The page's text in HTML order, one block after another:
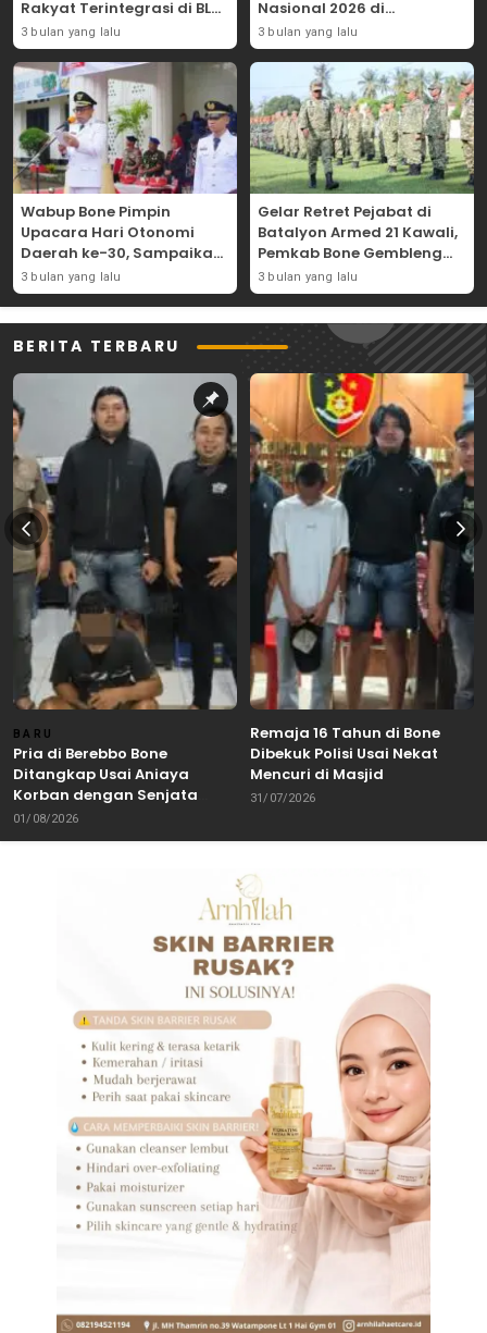
Rakyat Terintegrasi di BLK
Bajoe
3 bulan yang lalu
Nasional 2026 di
Lapangan Merdeka
3 bulan yang lalu
Wabup Bone Pimpin
Upacara Hari Otonomi
Daerah ke-30, Sampaikan
Amanat Mendagri
Wujudkan Asta Cita
3 bulan yang lalu
Gelar Retret Pejabat di
Batalyon Armed 21 Kawali,
Pemkab Bone Gembleng
Kedisiplinan Camat dan
Pimpinan OPD
3 bulan yang lalu
BERITA TERBARU
BARU
Pria di Berebbo Bone
Ditangkap Usai Aniaya
Korban dengan Senjata
Tajam
01/08/2026
Remaja 16 Tahun di Bone
Dibekuk Polisi Usai Nekat
Mencuri di Masjid
31/07/2026